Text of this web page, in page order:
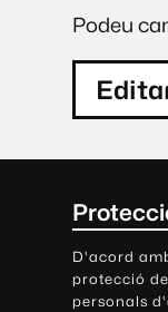
Podeu
D'acord
protecció
personals